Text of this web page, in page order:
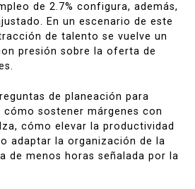
de 2.7% configura, además,
En un escenario de este
de talento se vuelve un
presión sobre la oferta de
de planeación para
cómo sostener márgenes con
cómo elevar la productividad
adaptar la organización de la
de menos horas señalada por la